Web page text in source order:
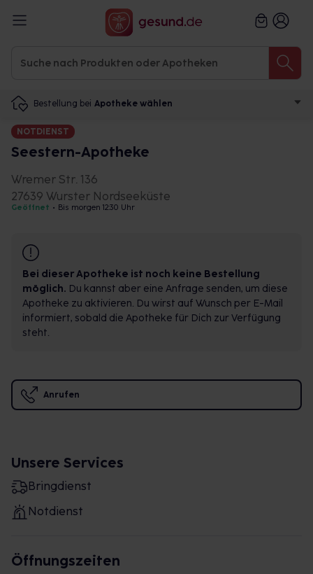
Bestellung bei Apotheke wählen
NOTDIENST
Seestern-Apotheke
Wremer Str. 136
27639 Wurster Nordseeküste
Geöffnet • Bis morgen 12:30 Uhr
Bei dieser Apotheke ist noch keine Bestellung
möglich. Du kannst aber eine Anfrage senden, um diese
Apotheke zu aktivieren. Du wirst auf Wunsch per E-Mail
informiert, sobald die Apotheke für Dich zur Verfügung
steht.
Anrufen
Unsere Services
Bringdienst
Notdienst
Öffnungszeiten